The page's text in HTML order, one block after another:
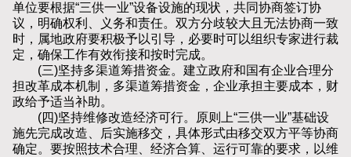
单位要根据“三供一业”设备设施的现状，共同协商签订协
议，明确权利、义务和责任。双方分歧较大且无法协商一致
时，属地政府要积极予以引导，必要时可以组织专家进行裁
定，确保工作有效衔接和按时完成。
(三)坚持多渠道筹措资金。建立政府和国有企业合理分
担改革成本机制，多渠道筹措资金，企业承担主要成本，财
政给予适当补助。
(四)坚持维修改造经济可行。原则上“三供一业”基础设
施先完成改造、后实施移交，具体形式由移交双方平等协商
确定。要按照技术合理、经济合算、运行可靠的要求，以维